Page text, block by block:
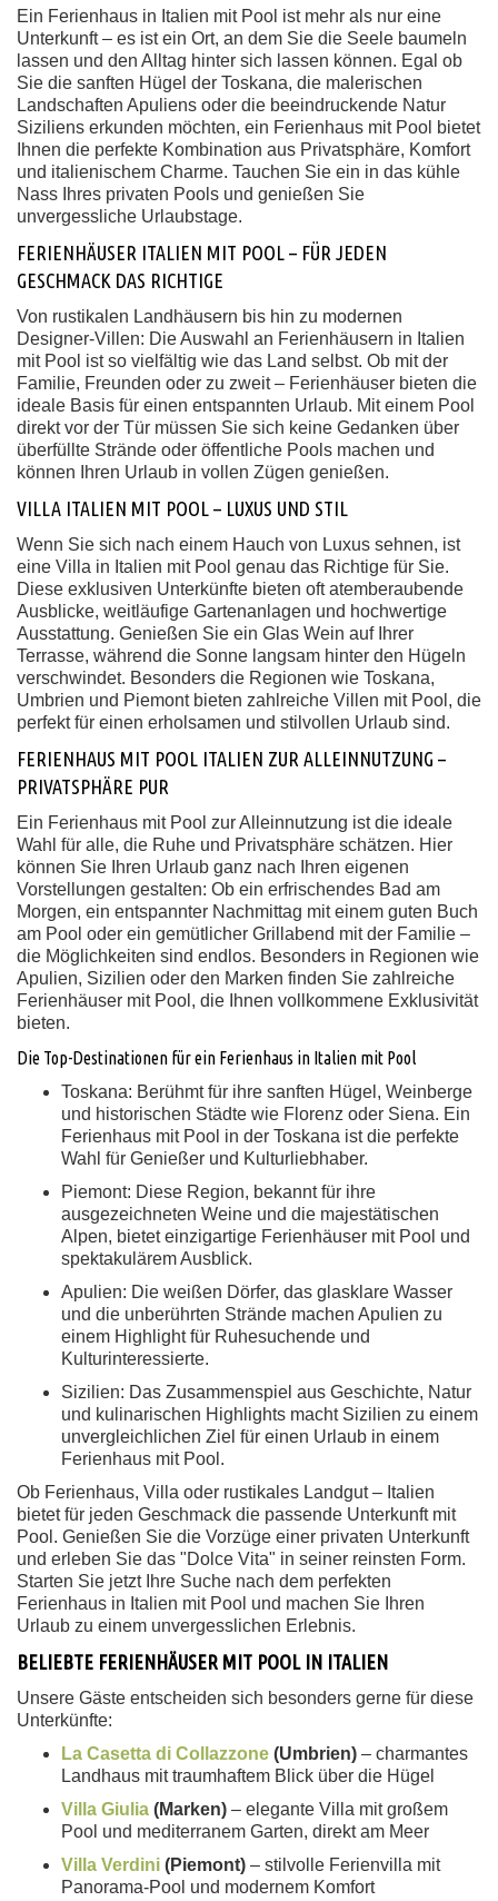
Ein Ferienhaus in Italien mit Pool ist mehr als nur eine
Unterkunft – es ist ein Ort, an dem Sie die Seele baumeln
lassen und den Alltag hinter sich lassen können. Egal ob
Sie die sanften Hügel der Toskana, die malerischen
Landschaften Apuliens oder die beeindruckende Natur
Siziliens erkunden möchten, ein Ferienhaus mit Pool bietet
Ihnen die perfekte Kombination aus Privatsphäre, Komfort
und italienischem Charme. Tauchen Sie ein in das kühle
Nass Ihres privaten Pools und genießen Sie
unvergessliche Urlaubstage.
FERIENHÄUSER ITALIEN MIT POOL – FÜR JEDEN
GESCHMACK DAS RICHTIGE
Von rustikalen Landhäusern bis hin zu modernen
Designer-Villen: Die Auswahl an Ferienhäusern in Italien
mit Pool ist so vielfältig wie das Land selbst. Ob mit der
Familie, Freunden oder zu zweit – Ferienhäuser bieten die
ideale Basis für einen entspannten Urlaub. Mit einem Pool
direkt vor der Tür müssen Sie sich keine Gedanken über
überfüllte Strände oder öffentliche Pools machen und
können Ihren Urlaub in vollen Zügen genießen.
VILLA ITALIEN MIT POOL – LUXUS UND STIL
Wenn Sie sich nach einem Hauch von Luxus sehnen, ist
eine Villa in Italien mit Pool genau das Richtige für Sie.
Diese exklusiven Unterkünfte bieten oft atemberaubende
Ausblicke, weitläufige Gartenanlagen und hochwertige
Ausstattung. Genießen Sie ein Glas Wein auf Ihrer
Terrasse, während die Sonne langsam hinter den Hügeln
verschwindet. Besonders die Regionen wie Toskana,
Umbrien und Piemont bieten zahlreiche Villen mit Pool, die
perfekt für einen erholsamen und stilvollen Urlaub sind.
FERIENHAUS MIT POOL ITALIEN ZUR ALLEINNUTZUNG –
PRIVATSPHÄRE PUR
Ein Ferienhaus mit Pool zur Alleinnutzung ist die ideale
Wahl für alle, die Ruhe und Privatsphäre schätzen. Hier
können Sie Ihren Urlaub ganz nach Ihren eigenen
Vorstellungen gestalten: Ob ein erfrischendes Bad am
Morgen, ein entspannter Nachmittag mit einem guten Buch
am Pool oder ein gemütlicher Grillabend mit der Familie –
die Möglichkeiten sind endlos. Besonders in Regionen wie
Apulien, Sizilien oder den Marken finden Sie zahlreiche
Ferienhäuser mit Pool, die Ihnen vollkommene Exklusivität
bieten.
Die Top-Destinationen für ein Ferienhaus in Italien mit Pool
Toskana: Berühmt für ihre sanften Hügel, Weinberge
und historischen Städte wie Florenz oder Siena. Ein
Ferienhaus mit Pool in der Toskana ist die perfekte
Wahl für Genießer und Kulturliebhaber.
Piemont: Diese Region, bekannt für ihre
ausgezeichneten Weine und die majestätischen
Alpen, bietet einzigartige Ferienhäuser mit Pool und
spektakulärem Ausblick.
Apulien: Die weißen Dörfer, das glasklare Wasser
und die unberührten Strände machen Apulien zu
einem Highlight für Ruhesuchende und
Kulturinteressierte.
Sizilien: Das Zusammenspiel aus Geschichte, Natur
und kulinarischen Highlights macht Sizilien zu einem
unvergleichlichen Ziel für einen Urlaub in einem
Ferienhaus mit Pool.
Ob Ferienhaus, Villa oder rustikales Landgut – Italien
bietet für jeden Geschmack die passende Unterkunft mit
Pool. Genießen Sie die Vorzüge einer privaten Unterkunft
und erleben Sie das "Dolce Vita" in seiner reinsten Form.
Starten Sie jetzt Ihre Suche nach dem perfekten
Ferienhaus in Italien mit Pool und machen Sie Ihren
Urlaub zu einem unvergesslichen Erlebnis.
BELIEBTE FERIENHÄUSER MIT POOL IN ITALIEN
Unsere Gäste entscheiden sich besonders gerne für diese
Unterkünfte:
La Casetta di Collazzone (Umbrien) – charmantes
Landhaus mit traumhaftem Blick über die Hügel
Villa Giulia (Marken) – elegante Villa mit großem
Pool und mediterranem Garten, direkt am Meer
Villa Verdini (Piemont) – stilvolle Ferienvilla mit
Panorama-Pool und modernem Komfort